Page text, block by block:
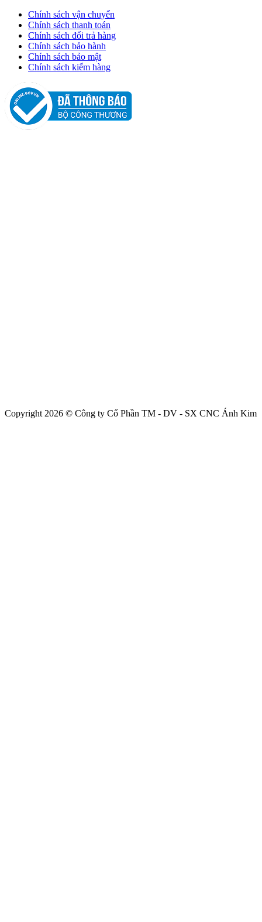
Chính sách vận chuyển
Chính sách thanh toán
Chính sách đổi trả hàng
Chính sách bảo hành
Chính sách bảo mật
Chính sách kiểm hàng
Copyright 2026 © Công ty Cổ Phần TM - DV - SX CNC Ánh Kim